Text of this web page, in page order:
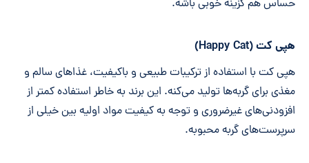
حساس هم گزینه خوبی باشه.
هپی کت (Happy Cat)
هپی کت با استفاده از ترکیبات طبیعی و باکیفیت، غذاهای سالم و
مغذی برای گربه‌ها تولید می‌کنه. این برند به خاطر استفاده کمتر از
افزودنی‌های غیرضروری و توجه به کیفیت مواد اولیه بین خیلی از
سرپرست‌های گربه محبوبه.